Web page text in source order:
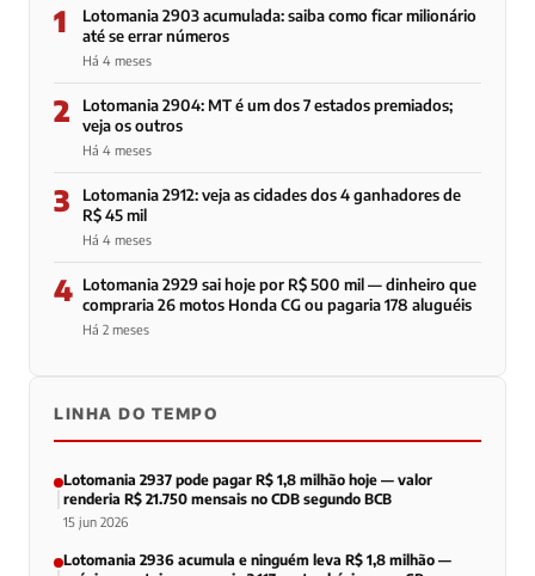
1
Lotomania 2903 acumulada: saiba como ficar milionário
até se errar números
Há 4 meses
2
Lotomania 2904: MT é um dos 7 estados premiados;
veja os outros
Há 4 meses
3
Lotomania 2912: veja as cidades dos 4 ganhadores de
R$ 45 mil
Há 4 meses
4 Lotomania 2929 sai hoje por R$ 500 mil — dinheiro que
compraria 26 motos Honda CG ou pagaria 178 aluguéis
Há 2 meses
LINHA DO TEMPO
Lotomania 2937 pode pagar R$ 1,8 milhão hoje — valor
renderia R$ 21.750 mensais no CDB segundo BCB
15 jun 2026
Lotomania 2936 acumula e ninguém leva R$ 1,8 milhão —